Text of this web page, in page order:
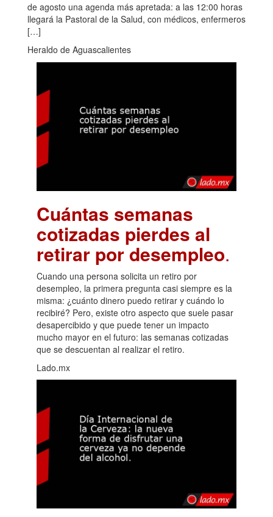
de agosto una agenda más apretada: a las 12:00 horas
llegará la Pastoral de la Salud, con médicos, enfermeros
[…]
Heraldo de Aguascalientes
Cuántas semanas
cotizadas pierdes al
retirar por desempleo.
Cuando una persona solicita un retiro por
desempleo, la primera pregunta casi siempre es la
misma: ¿cuánto dinero puedo retirar y cuándo lo
recibiré? Pero, existe otro aspecto que suele pasar
desapercibido y que puede tener un impacto
mucho mayor en el futuro: las semanas cotizadas
que se descuentan al realizar el retiro.
Lado.mx